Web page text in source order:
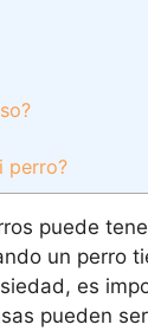
perro?
puede
un perro
es
pueden